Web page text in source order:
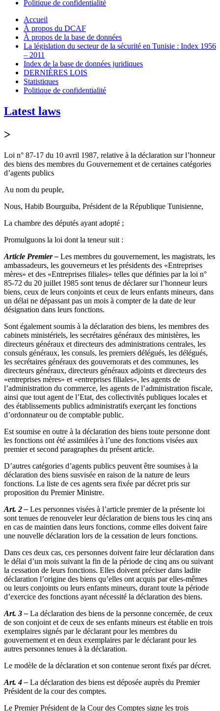
Politique de confidentialité
Accueil
À propos du DCAF
À propos de la base de données
La législation du secteur de la sécurité en Tunisie : Index 1956
– 2011
Index de la base de données juridiques
DERNIÈRES LOIS
Statistiques
Politique de confidentialité
Latest laws
>
Loi n° 87-17 du 10 avril 1987, relative à la déclaration sur l’honneur
des biens des membres du Gouvernement et de certaines catégories
d’agents publics
Au nom du peuple,
Nous, Habib Bourguiba, Président de la République Tunisienne,
La chambre des députés ayant adopté ;
Promulguons la loi dont la teneur suit :
Article Premier – Les membres du gouvernement, les magistrats, les
ambassadeurs, les gouverneurs et les présidents des «Entreprises
mères» et des «Entreprises filiales» telles que définies par la loi n°
85-72 du 20 juillet 1985 sont tenus de déclarer sur l’honneur leurs
biens, ceux de leurs conjoints et ceux de leurs enfants mineurs, dans
un délai ne dépassant pas un mois à compter de la date de leur
désignation dans leurs fonctions.
Sont également soumis à la déclaration des biens, les membres des
cabinets ministériels, les secrétaires généraux des ministères, les
directeurs généraux et directeurs des administrations centrales, les
consuls généraux, les consuls, les premiers délégués, les délégués,
les secrétaires généraux des gouvernorats et des communes, les
directeurs généraux, directeurs généraux adjoints et directeurs des
«entreprises mères» et «entreprises filiales», les agents de
l’administration du commerce, les agents de l’administration fiscale,
ainsi que tout agent de l’Etat, des collectivités publiques locales et
des établissements publics administratifs exerçant les fonctions
d’ordonnateur ou de comptable public.
Est soumise en outre à la déclaration des biens toute personne dont
les fonctions ont été assimilées à l’une des fonctions visées aux
premier et second paragraphes du présent article.
D’autres catégories d’agents publics peuvent être soumises à la
déclaration des biens susvisée en raison de la nature de leurs
fonctions. La liste de ces agents sera fixée par décret pris sur
proposition du Premier Ministre.
Art. 2 – Les personnes visées à l’article premier de la présente loi
sont tenues de renouveler leur déclaration de biens tous les cinq ans
en cas de maintien dans leurs fonctions, comme elles doivent faire
une nouvelle déclaration lors de la cessation de leurs fonctions.
Dans ces deux cas, ces personnes doivent faire leur déclaration dans
le délai d’un mois suivant la fin de la période de cinq ans ou suivant
la cessation de leurs fonctions. Elles doivent préciser dans ladite
déclaration l’origine des biens qu’elles ont acquis par elles-mêmes
ou leurs conjoints ou leurs enfants mineurs, durant toute la période
d’exercice des fonctions ayant nécessité la déclaration des biens.
Art. 3 – La déclaration des biens de la personne concernée, de ceux
de son conjoint et de ceux de ses enfants mineurs est établie en trois
exemplaires signés par le déclarant pour les membres du
gouvernement et en deux exemplaires par le déclarant pour les
autres personnes tenues à la déclaration.
Le modèle de la déclaration et son contenue seront fixés par décret.
Art. 4 – La déclaration des biens est déposée auprès du Premier
Président de la cour des comptes.
Le Premier Président de la Cour des Comptes signe les trois